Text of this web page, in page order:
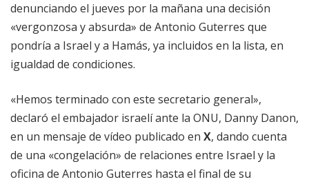
denunciando el jueves por la mañana una decisión
«vergonzosa y absurda» de Antonio Guterres que
pondría a Israel y a Hamás, ya incluidos en la lista, en
igualdad de condiciones.
«Hemos terminado con este secretario general»,
declaró el embajador israelí ante la ONU, Danny Danon,
en un mensaje de vídeo publicado en X, dando cuenta
de una «congelación» de relaciones entre Israel y la
oficina de Antonio Guterres hasta el final de su